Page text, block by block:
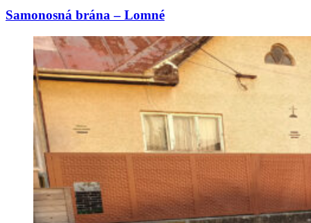
Samonosná brána – Lomné